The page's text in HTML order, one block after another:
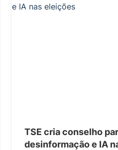
TSE cria conselho
desinformação e IA